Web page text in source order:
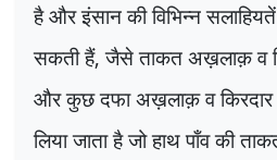
है और इंसान की विभिन्न
सकती हैं,जैसे ताकत अख़लाक़ व
और कुछ दफा अख़लाक़ व
लिया जाता है जो हाथ पाँव की